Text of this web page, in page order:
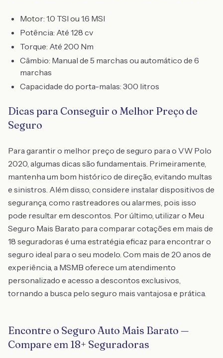
Motor: 1.0 TSI ou 1.6 MSI
Potência: Até 128 cv
Torque: Até 200 Nm
Câmbio: Manual de 5 marchas ou automático de 6
marchas
Capacidade do porta-malas: 300 litros
Dicas para Conseguir o Melhor Preço de
Seguro
Para garantir o melhor preço de seguro para o VW Polo
2020, algumas dicas são fundamentais. Primeiramente,
mantenha um bom histórico de direção, evitando multas
e sinistros. Além disso, considere instalar dispositivos de
segurança, como rastreadores ou alarmes, pois isso
pode resultar em descontos. Por último, utilizar o Meu
Seguro Mais Barato para comparar cotações em mais de
18 seguradoras é uma estratégia eficaz para encontrar o
seguro ideal para o seu modelo. Com mais de 20 anos de
experiência, a MSMB oferece um atendimento
personalizado e acesso a descontos exclusivos,
tornando a busca pelo seguro mais vantajosa e prática.
Encontre o Seguro Auto Mais Barato —
Compare em 18+ Seguradoras